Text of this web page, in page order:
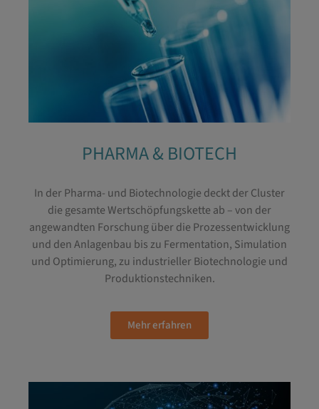
PHARMA & BIOTECH
In der Pharma- und Biotechnologie deckt der Cluster
die gesamte Wertschöpfungskette ab – von der
angewandten Forschung über die Prozessentwicklung
und den Anlagenbau bis zu Fermentation, Simulation
und Optimierung, zu industrieller Biotechnologie und
Produktionstechniken.
Mehr erfahren